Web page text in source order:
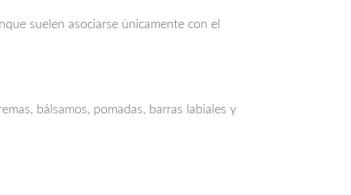
suelen asociarse únicamente con el
bálsamos, pomadas, barras labiales y